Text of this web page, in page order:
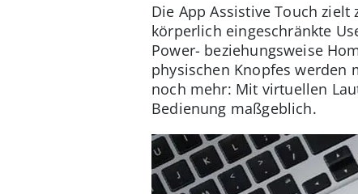
Die App Assistive Touch
körperlich eingeschränkte
Power- beziehungsweise
physischen Knopfes werden
noch mehr: Mit virtuellen
Bedienung maßgeblich.